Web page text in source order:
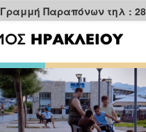
Γραμμή Παραπόνων τηλ :